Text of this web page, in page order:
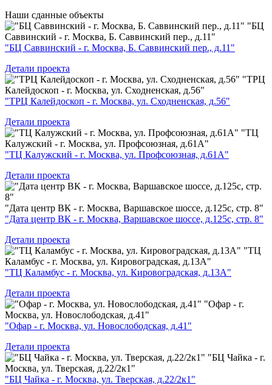
Наши сданные объекты
"БЦ
Саввинский - г. Москва, Б. Саввинский пер., д.11"
"БЦ Саввинский - г. Москва, Б. Саввинский пер., д.11"
Детали проекта
"ТРЦ
Калейдоскоп - г. Москва, ул. Сходненская, д.56"
"ТРЦ Калейдоскоп - г. Москва, ул. Сходненская, д.56"
Детали проекта
"ТЦ
Калужский - г. Москва, ул. Профсоюзная, д.61А"
"ТЦ Калужский - г. Москва, ул. Профсоюзная, д.61А"
Детали проекта
"Дата центр ВК - г. Москва, Варшавское шоссе, д.125с, стр. 8"
"Дата центр ВК - г. Москва, Варшавское шоссе, д.125с, стр. 8"
Детали проекта
"ТЦ
Каламбус - г. Москва, ул. Кировоградская, д.13А"
"ТЦ Каламбус - г. Москва, ул. Кировоградская, д.13А"
Детали проекта
"Офар - г.
Москва, ул. Новослободская, д.41"
"Офар - г. Москва, ул. Новослободская, д.41"
Детали проекта
"БЦ Чайка - г.
Москва, ул. Тверская, д.22/2к1"
"БЦ Чайка - г. Москва, ул. Тверская, д.22/2к1"